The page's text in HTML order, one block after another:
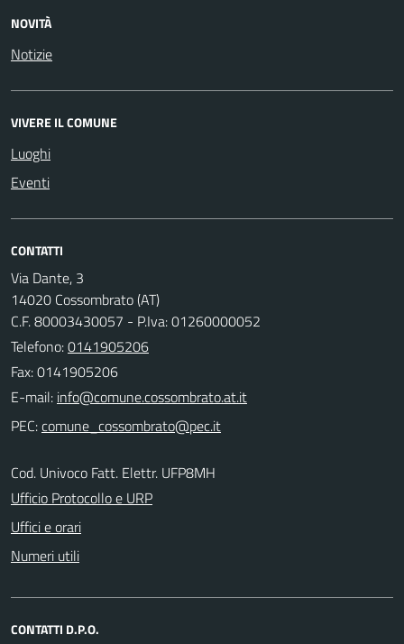
NOVITÀ
Notizie
VIVERE IL COMUNE
Luoghi
Eventi
CONTATTI
Via Dante, 3
14020 Cossombrato (AT)
C.F. 80003430057 - P.Iva: 01260000052
Telefono:0141905206
Fax: 0141905206
E-mail:
PEC:
Cod. Univoco Fatt. Elettr. UFP8MH
Ufficio Protocollo e URP
Uffici e orari
Numeri utili
CONTATTI D.P.O.